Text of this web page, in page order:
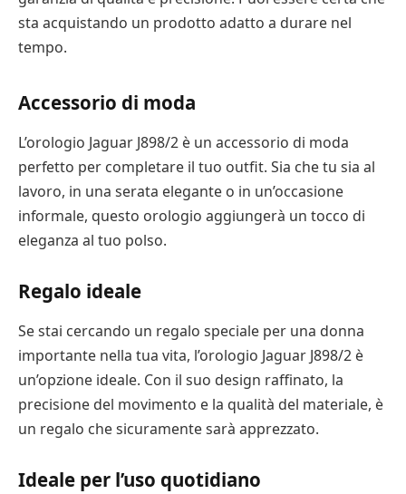
sta acquistando un prodotto adatto a durare nel
tempo.
Accessorio di moda
L’orologio Jaguar J898/2 è un accessorio di moda
perfetto per completare il tuo outfit. Sia che tu sia al
lavoro, in una serata elegante o in un’occasione
informale, questo orologio aggiungerà un tocco di
eleganza al tuo polso.
Regalo ideale
Se stai cercando un regalo speciale per una donna
importante nella tua vita, l’orologio Jaguar J898/2 è
un’opzione ideale. Con il suo design raffinato, la
precisione del movimento e la qualità del materiale, è
un regalo che sicuramente sarà apprezzato.
Ideale per l’uso quotidiano